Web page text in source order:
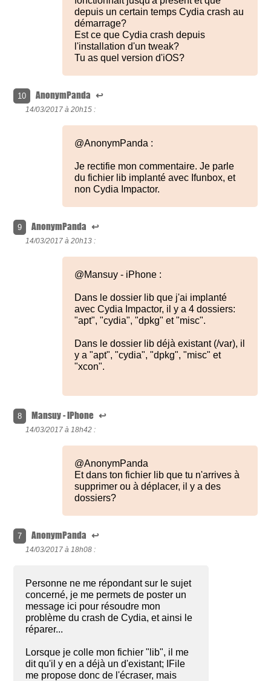
depuis un certain temps Cydia crash au
démarrage?
Est ce que Cydia crash depuis
l'installation d'un tweak?
Tu as quel version d'iOS?
10 AnonymPanda ↩
14/03/2017 à 20h15 :
@AnonymPanda :
Je rectifie mon commentaire. Je parle
du fichier lib implanté avec Ifunbox, et
non Cydia Impactor.
9 AnonymPanda ↩
14/03/2017 à 20h13 :
@Mansuy - iPhone :
Dans le dossier lib que j'ai implanté
avec Cydia Impactor, il y a 4 dossiers:
"apt", "cydia", "dpkg" et "misc".
Dans le dossier lib déjà existant (/var), il
y a "apt", "cydia", "dpkg", "misc" et
"xcon".
8 Mansuy - iPhone ↩
14/03/2017 à 18h42 :
@AnonymPanda
Et dans ton fichier lib que tu n'arrives à
supprimer ou à déplacer, il y a des
dossiers?
7 AnonymPanda ↩
14/03/2017 à 18h08 :
Personne ne me répondant sur le sujet
concerné, je me permets de poster un
message ici pour résoudre mon
problème du crash de Cydia, et ainsi le
réparer...
Lorsque je colle mon fichier "lib", il me
dit qu'il y en a déjà un d'existant; IFile
me propose donc de l'écraser, mais